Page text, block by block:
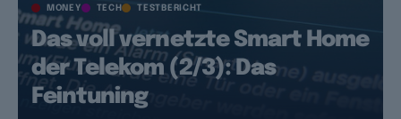
MONEY TECH TESTBERICHT
Das voll vernetzte Smart Home
der Telekom (2/3): Das
Feintuning